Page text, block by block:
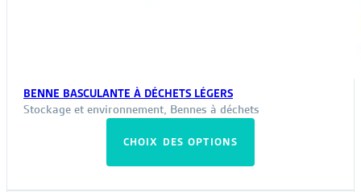
BENNE BASCULANTE À DÉCHETS LÉGERS
Stockage et environnement, Bennes à déchets
CHOIX DES OPTIONS
a